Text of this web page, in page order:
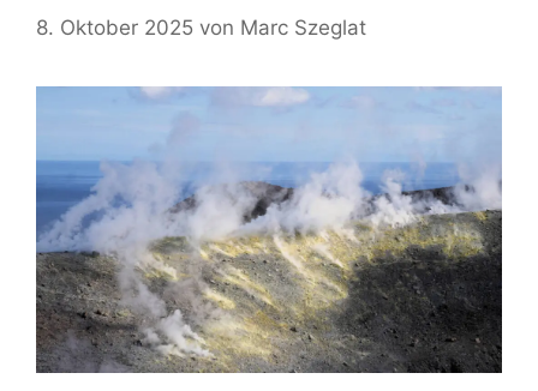
8. Oktober 2025 von Marc Szeglat